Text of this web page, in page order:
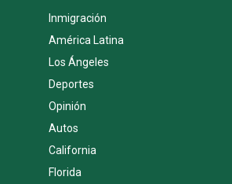
Inmigración
América Latina
Los Ángeles
Deportes
Opinión
Autos
California
Florida